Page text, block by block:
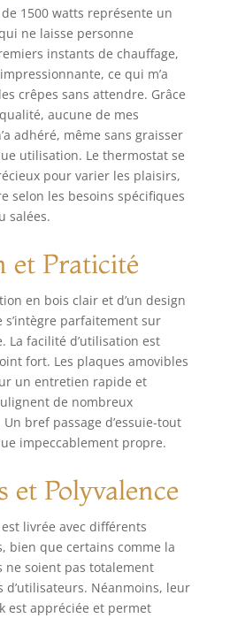
réglable : 5
positions de
thermostat pour
température de la
plaque ou
maintenir au
chaud. produit 1:
Accessoires inclus :
les accessoires
indispensables
pour réussir les
grande louche, un
répartiteur, deux
7 petites spatules
et un rince
répartiteur produit
2: Fabriqué en
France, dans la
région lyonnaise
produit 2: Plaques
en fonte
d'aluminium s 10
gaufrier iconique
fidèle aux modèles
de 1956 produit 2:
Des plaques
interchangeables
pour un nettoyage
et un démontage
1500 watts représente un
ne laisse personne
instants de chauffage,
ce qui m’a
crêpes sans attendre. Grâce
aucune de mes
adhéré, même sans graisser
utilisation. Le thermostat se
pour varier les plaisirs,
selon les besoins spécifiques
salées.
et Praticité
en bois clair et d’un design
parfaitement sur
La facilité d’utilisation est
fort. Les plaques amovibles
un entretien rapide et
de nombreux
bref passage d’essuie-tout
impeccablement propre.
et Polyvalence
livrée avec différents
bien que certains comme la
ne soient pas totalement
d’utilisateurs. Néanmoins, leur
est appréciée et permet